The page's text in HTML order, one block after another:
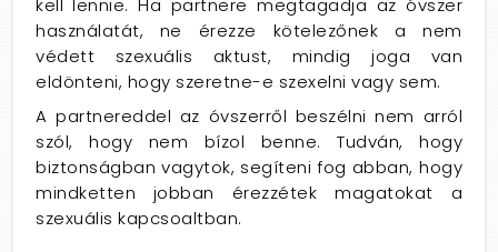
kell lennie. Ha partnere megtagadja az óvszer
használatát, ne érezze kötelezőnek a nem
védett szexuális aktust, mindig joga van
eldönteni, hogy szeretne-e szexelni vagy sem.
A partnereddel az óvszerről beszélni nem arról
szól, hogy nem bízol benne. Tudván, hogy
biztonságban vagytok, segíteni fog abban, hogy
mindketten jobban érezzétek magatokat a
szexuális kapcsoaltban.